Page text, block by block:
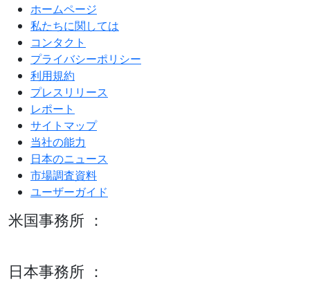
ホームページ
私たちに関しては
コンタクト
プライバシーポリシー
利用規約
プレスリリース
レポート
サイトマップ
当社の能力
日本のニュース
市場調査資料
ユーザーガイド
米国事務所 ：
日本事務所 ：